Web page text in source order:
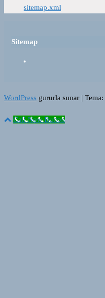
sitemap.xml
Sitemap
WordPress gururla sunar | Tema:
Call Now Button